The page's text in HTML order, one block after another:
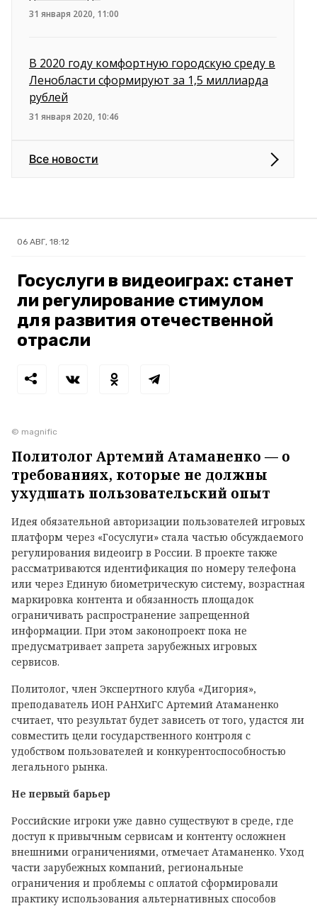
31 января 2020, 11:00
В 2020 году комфортную городскую среду в
Ленобласти сформируют за 1,5 миллиарда
рублей
31 января 2020, 10:46
Все новости
06 АВГ, 18:12
Госуслуги в видеоиграх: станет
ли регулирование стимулом
для развития отечественной
отрасли
© magnific
Политолог Артемий Атаманенко — о
требованиях, которые не должны
ухудшать пользовательский опыт
Идея обязательной авторизации пользователей игровых
платформ через «Госуслуги» стала частью обсуждаемого
регулирования видеоигр в России. В проекте также
рассматриваются идентификация по номеру телефона
или через Единую биометрическую систему, возрастная
маркировка контента и обязанность площадок
ограничивать распространение запрещенной
информации. При этом законопроект пока не
предусматривает запрета зарубежных игровых
сервисов.
Политолог, член Экспертного клуба «Дигория»,
преподаватель ИОН РАНХиГС Артемий Атаманенко
считает, что результат будет зависеть от того, удастся ли
совместить цели государственного контроля с
удобством пользователей и конкурентоспособностью
легального рынка.
Не первый барьер
Российские игроки уже давно существуют в среде, где
доступ к привычным сервисам и контенту осложнен
внешними ограничениями, отмечает Атаманенко. Уход
части зарубежных компаний, региональные
ограничения и проблемы с оплатой сформировали
практику использования альтернативных способов